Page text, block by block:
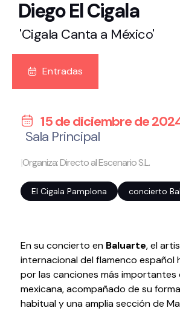
Diego El Cigala
'Cigala Canta a México'
Entradas
15 de diciembre de
Sala Principal
Organiza: Directo al Escenario S.L.
El Cigala Pamplona concierto
En su concierto en Baluarte, el
internacional del flamenco español
por las canciones más importantes
mexicana, acompañado de su
habitual y una amplia sección de